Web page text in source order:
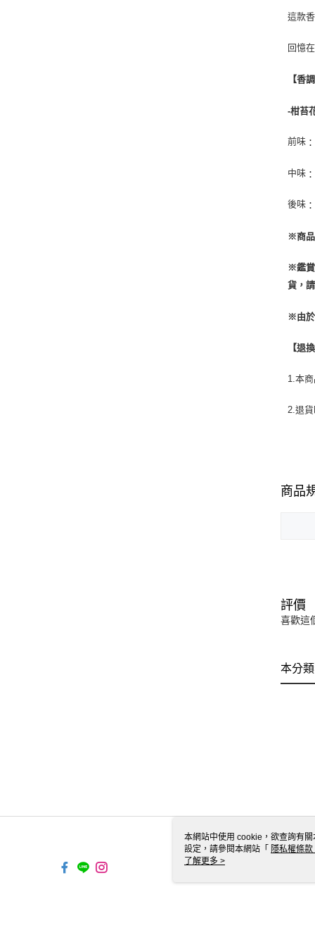
這款
回憶
【香
-柑苔
前味 ：
中味 ：
後味 ：
※商品
※鑑賞
貨，
※由於
【退
1.本
2.退
商品
評價
喜歡這
本分
本網站中使用 cookie，欲查詢有
設定，請參閱本網站「 隱私權條款
使用 cookie。
了解更多 >